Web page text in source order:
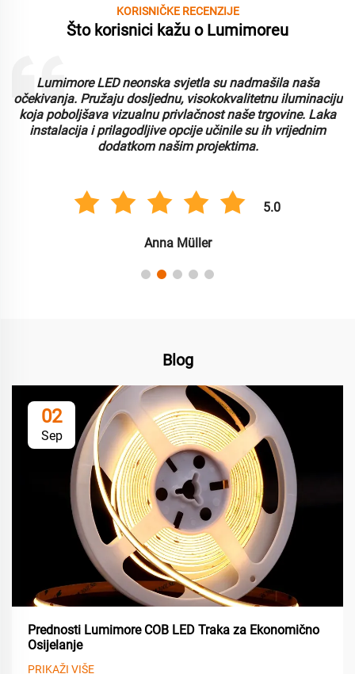
KORISNIČKE RECENZIJE
Što korisnici kažu o Lumimoreu
Lumimore LED neonska svjetla su nadmašila naša
očekivanja. Pružaju dosljednu, visokokvalitetnu iluminaciju
koja poboljšava vizualnu privlačnost naše trgovine. Laka
instalacija i prilagodljive opcije učinile su ih vrijednim
dodatkom našim projektima.
5.0
Anna Müller
Blog
02
Sep
Prednosti Lumimore COB LED Traka za Ekonomično
Osijelanje
PRIKAŽI VIŠE